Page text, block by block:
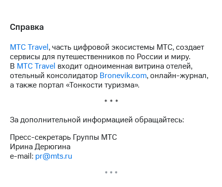
Справка
МТС Travel, часть цифровой экосистемы МТС, создает
сервисы для путешественников по России и миру.
В МТС Travel входит одноименная витрина отелей,
отельный консолидатор Bronevik.com, онлайн-журнал,
а также портал «Тонкости туризма».
* * *
За дополнительной информацией обращайтесь:
Пресс-секретарь Группы МТС
Ирина Дерюгина
e-mail: pr@mts.ru
* * *